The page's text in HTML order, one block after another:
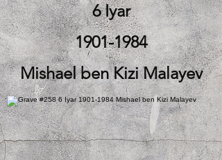
6 Iyar
1901-1984
Mishael ben Kizi Malayev